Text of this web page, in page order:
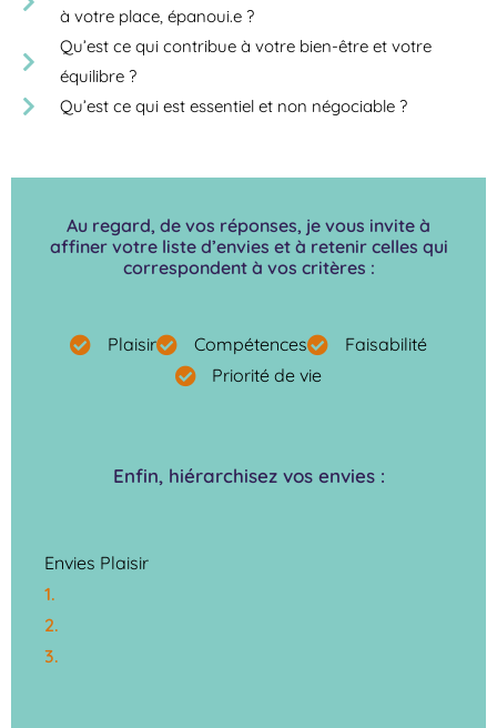
à votre place, épanoui.e ?
Qu’est ce qui contribue à votre bien-être et votre
équilibre ?
Qu’est ce qui est essentiel et non négociable ?
Au regard, de vos réponses, je vous invite à
affiner votre liste d’envies et à retenir celles qui
correspondent à vos critères :
Plaisir Compétences
Faisabilité
Priorité de vie
Enfin, hiérarchisez vos envies :
Envies Plaisir
1.
2.
3.